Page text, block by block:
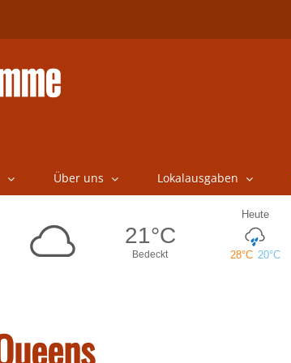
Über uns Lokalausgaben